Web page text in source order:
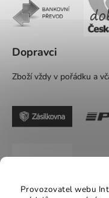
Provozovatel webu
Dopravci
Zboží vždy v pořádku a